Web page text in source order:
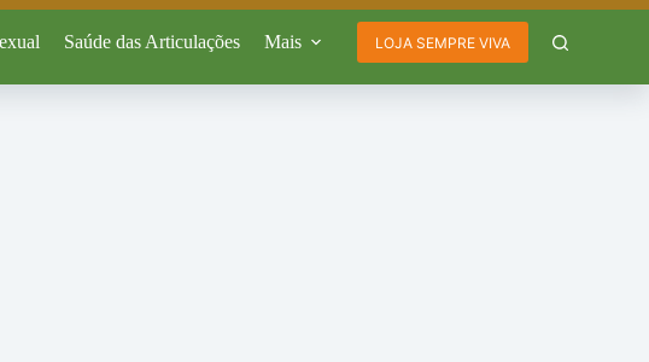
Saúde das Articulações Mais LOJA SEMPRE VIVA